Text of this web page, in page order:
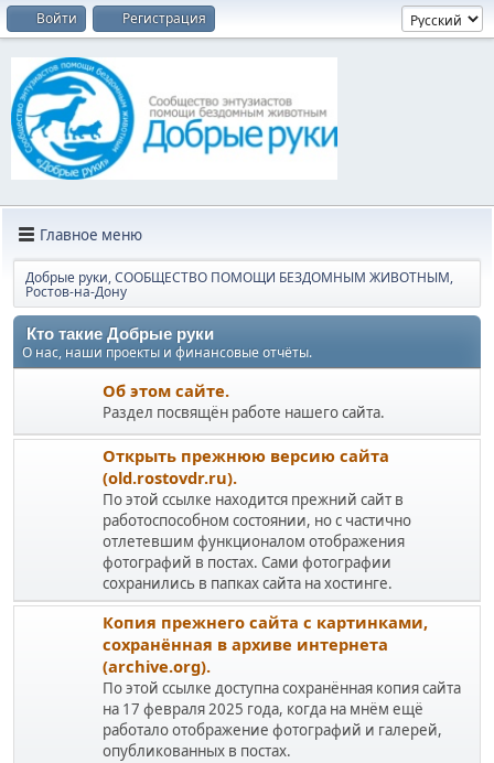
Войти Регистрация
Главное меню
Добрые руки, СООБЩЕСТВО ПОМОЩИ БЕЗДОМНЫМ ЖИВОТНЫМ,
Ростов-на-Дону
Кто такие Добрые руки
О нас, наши проекты и финансовые отчёты.
Об этом сайте.
Раздел посвящён работе нашего сайта.
Открыть прежнюю версию сайта
(old.rostovdr.ru).
По этой ссылке находится прежний сайт в
работоспособном состоянии, но с частично
отлетевшим функционалом отображения
фотографий в постах. Сами фотографии
сохранились в папках сайта на хостинге.
Копия прежнего сайта с картинками,
сохранённая в архиве интернета
(archive.org).
По этой ссылке доступна сохранённая копия сайта
на 17 февраля 2025 года, когда на мнём ещё
работало отображение фотографий и галерей,
опубликованных в постах.